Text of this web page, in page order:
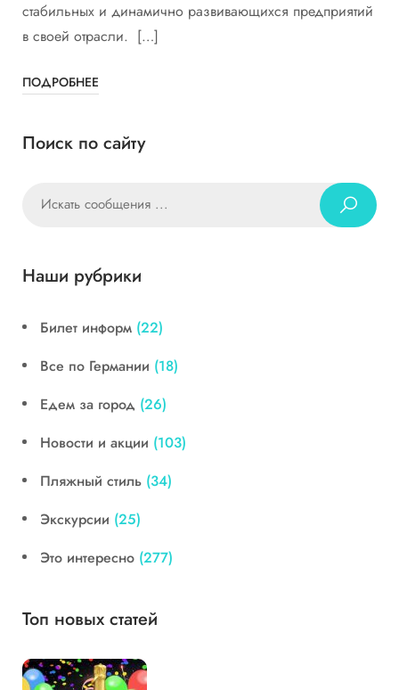
стабильных и динамично развивающихся предприятий
в своей отрасли. […]
ПОДРОБНЕЕ
Поиск по сайту
Наши рубрики
Билет информ (22)
Все по Германии (18)
Едем за город (26)
Новости и акции (103)
Пляжный стиль (34)
Экскурсии (25)
Это интересно (277)
Топ новых статей